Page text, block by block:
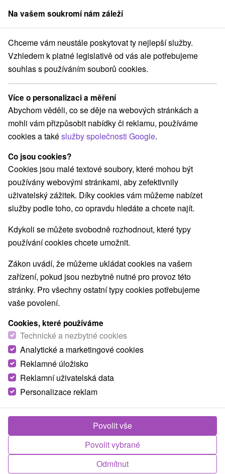
člen skupinySorger
lázně na Slovensku, termály Slovensko Stredné Slovensko
Termální lázně, termály Slovensko
Stredné Slovensko
Vyberte lokalitu nebo termín
Nejprodávanější
1.
Moderní Lázně Turčianské Teplice
Lázně Turčianské Teplice se nacházejí v jižní části
Turca, v srdci Slovenska, přímo...
Na vašem soukromí nám záleží
Chceme vám neustále poskytovat ty nejlepší služby.
Vzhledem k platné legislativě od vás ale potřebujeme
souhlas s používáním souborů cookies.
Více o personalizaci a měření
Abychom věděli, co se děje na webových stránkách a
mohli vám přizpůsobit nabídky či reklamu, používáme
cookies a takéslužby společnosti Google.
Co jsou cookies?
Cookies jsou malé textové soubory, které mohou být
používány webovými stránkami, aby zefektivnily
uživatelský zážitek. Díky cookies vám můžeme nabízet
služby podle toho, co opravdu hledáte a chcete najít.
Kdykoli se můžete svobodně rozhodnout, které typy
používání cookies chcete umožnit.
Zákon uvádí, že můžeme ukládat cookies na vašem
zařízení, pokud jsou nezbytně nutné pro provoz této
stránky. Pro všechny ostatní typy cookies potřebujeme
vaše povolení.
Cookies, které používáme
Technické a nezbytné cookies
Analytické a marketingové cookies
Reklamné úložisko
Reklamní uživatelská data
Personalizace reklam
Odmítnut
Povolit vybrané
Povolit vše